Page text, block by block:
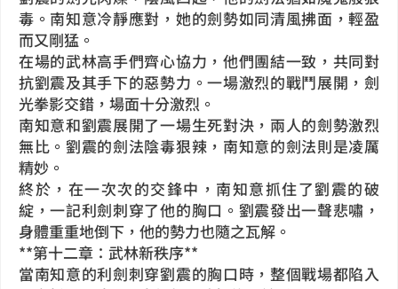
毒。南知意冷靜應對，她的劍勢如同清風拂面，輕盈
而又剛猛。
在場的武林高手們齊心協力，他們團結一致，共同對
抗劉震及其手下的惡勢力。一場激烈的戰鬥展開，劍
光拳影交錯，場面十分激烈。
南知意和劉震展開了一場生死對決，兩人的劍勢激烈
無比。劉震的劍法陰毒狠辣，南知意的劍法則是凌厲
精妙。
終於，在一次次的交鋒中，南知意抓住了劉震的破
綻，一記利劍刺穿了他的胸口。劉震發出一聲悲嘯，
身體重重地倒下，他的勢力也隨之瓦解。
**第十二章：武林新秩序**
當南知意的利劍刺穿劉震的胸口時，整個戰場都陷入